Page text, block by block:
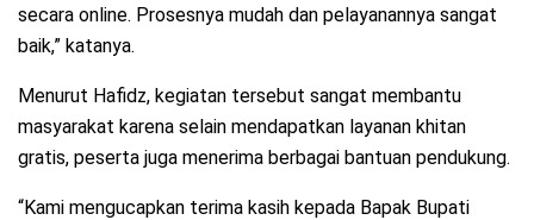
secara online. Prosesnya mudah dan pelayanannya sangat
baik,” katanya.
Menurut Hafidz, kegiatan tersebut sangat membantu
masyarakat karena selain mendapatkan layanan khitan
gratis, peserta juga menerima berbagai bantuan pendukung.
“Kami mengucapkan terima kasih kepada Bapak Bupati